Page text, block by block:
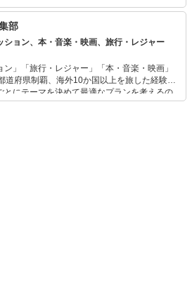
。パーソナルカラー診断も会社員時代から仕
り実績と定評がある。 また、FPとして
り、個人FP相談や投資初心者の女性に向けた
投資セミナー」を開催中。お金とファッショ
る女性に支持されている。
部
ション、本・音楽・映画、旅行・レジャー
ン」「旅行・レジャー」「本・音楽・映画」
道府県制覇、海外10か国以上を旅した経験を
とにテーマを決めて最適なプランを考えるの
、アパレルショップでの販売経験もあり。誰